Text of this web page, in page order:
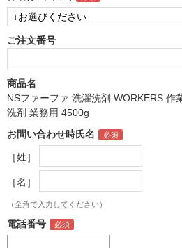
ご注文番号
商品名
NSファーファ 洗濯洗剤 WORKERS 作
洗剤 業務用 4500g
お問い合わせ時氏名
［姓］
［名］
（全角で入力してください）
電話番号